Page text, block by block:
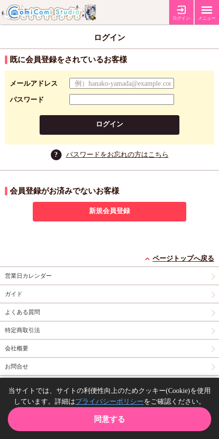
ログイン メニュー
ログイン
既に会員登録をされているお客様
メールアドレス
パスワード
ログイン
? パスワードをお忘れの方はこちら
会員登録がお済みでないお客様
新規会員登録
ページトップへ戻る
営業日カレンダー
ガイド
よくある質問
特定商取引法
会社概要
お問合せ
Copyright(C) comicomi studio. All right reserved.
当サイトでは、サイトの利便性向上のためクッキー(Cookie)を使用
しています。詳細はプライバシーポリシーをご確認ください。
同意する